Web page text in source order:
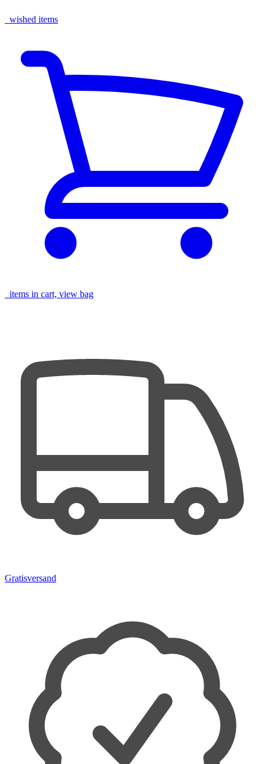
wished items
items in cart, view bag
Gratisversand